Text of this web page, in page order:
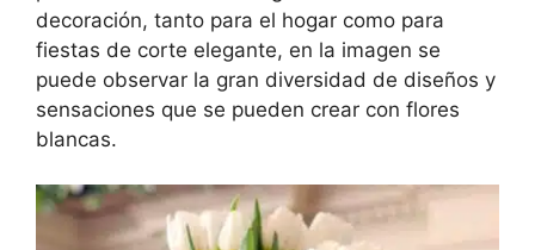
decoración, tanto para el hogar como para
fiestas de corte elegante, en la imagen se
puede observar la gran diversidad de diseños y
sensaciones que se pueden crear con flores
blancas.